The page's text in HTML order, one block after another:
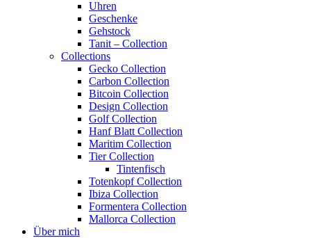
Uhren
Geschenke
Gehstock
Tanit – Collection
Collections
Gecko Collection
Carbon Collection
Bitcoin Collection
Design Collection
Golf Collection
Hanf Blatt Collection
Maritim Collection
Tier Collection
Tintenfisch
Totenkopf Collection
Ibiza Collection
Formentera Collection
Mallorca Collection
Über mich